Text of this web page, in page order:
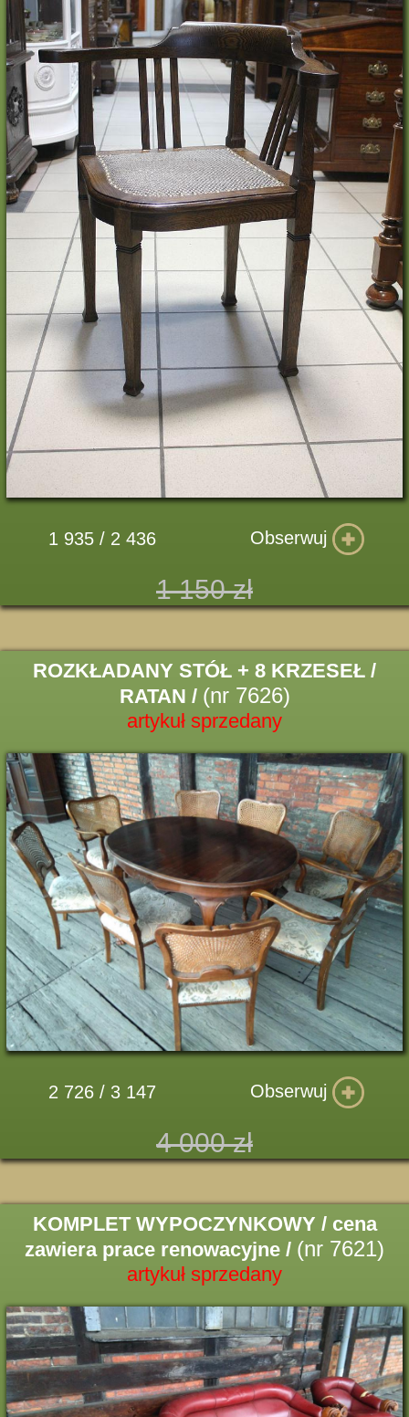
1 935 / 2 436 Obserwuj
1 150 zł
ROZKŁADANY STÓŁ + 8 KRZESEŁ /
RATAN / (nr 7626)
artykuł sprzedany
2 726 / 3 147 Obserwuj
4 000 zł
KOMPLET WYPOCZYNKOWY / cena
zawiera prace renowacyjne / (nr 7621)
artykuł sprzedany